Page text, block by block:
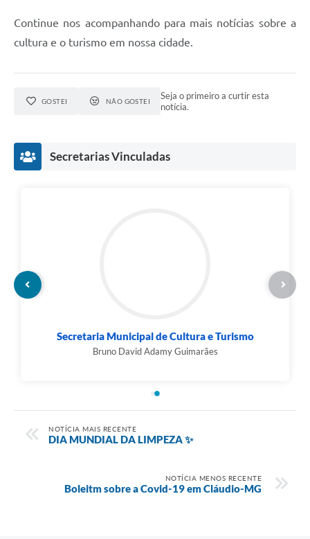
Continue nos acompanhando para mais notícias sobre a
cultura e o turismo em nossa cidade.
GOSTEI NÃO GOSTEI
Seja o primeiro a curtir esta
notícia.
Secretarias Vinculadas
Assessoria Municipal de Comunicação Social
Mariana Eduarda Agreste Silva
NOTÍCIA MAIS RECENTE
DIA MUNDIAL DA LIMPEZA ✨
NOTÍCIA MENOS RECENTE
Boleitm sobre a Covid-19 em Cláudio-MG